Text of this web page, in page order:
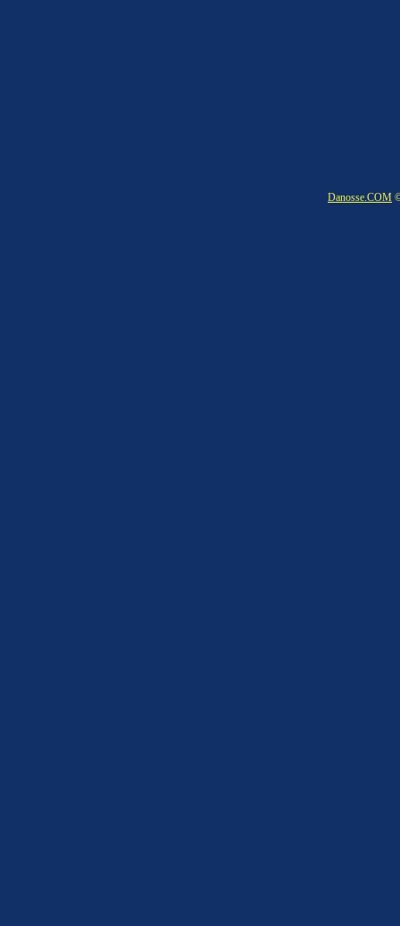
Danosse.COM